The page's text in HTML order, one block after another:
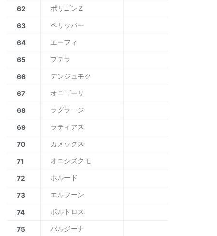
62 ポリゴンＺ
63 ペリッパー
64 エーフィ
65 プテラ
66 デンジュモク
67 オニゴーリ
68 ラグラージ
69 ラティアス
70 カメックス
71 オニシズクモ
72 ホルード
73 エルフーン
74 ボルトロス
75 バルジーナ